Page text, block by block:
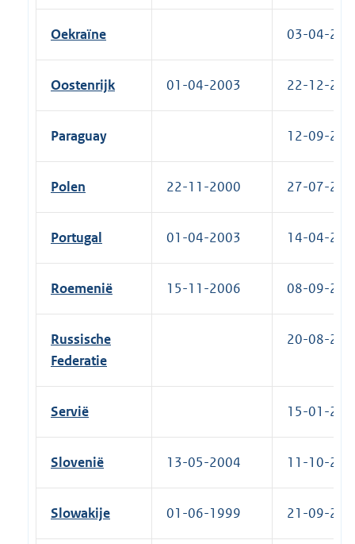
Oekraïne 03-04-
Oostenrijk 01-04-2003 22-12-
Paraguay 12-09-
Polen 22-11-2000 27-07-
Portugal 01-04-2003 14-04-
Roemenië 15-11-2006 08-09-
Russische
Federatie
20-08-
Servië 15-01-
Slovenië 13-05-2004 11-10-
Slowakije 01-06-1999 21-09-